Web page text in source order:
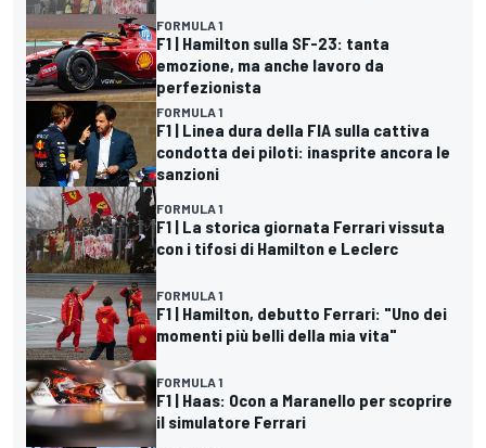
FORMULA 1
F1 | Hamilton sulla SF-23: tanta
emozione, ma anche lavoro da
perfezionista
FORMULA 1
F1 | Linea dura della FIA sulla cattiva
condotta dei piloti: inasprite ancora le
sanzioni
FORMULA 1
F1 | La storica giornata Ferrari vissuta
con i tifosi di Hamilton e Leclerc
FORMULA 1
F1 | Hamilton, debutto Ferrari: "Uno dei
momenti più belli della mia vita"
FORMULA 1
F1 | Haas: Ocon a Maranello per scoprire
il simulatore Ferrari